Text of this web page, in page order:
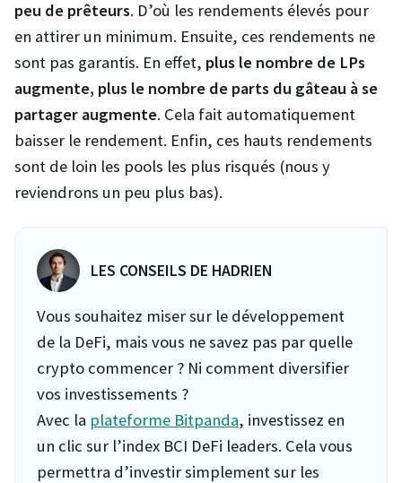
peu de prêteurs. D’où les rendements élevés pour
en attirer un minimum. Ensuite, ces rendements ne
sont pas garantis. En effet, plus le nombre de LPs
augmente, plus le nombre de parts du gâteau à se
partager augmente. Cela fait automatiquement
baisser le rendement. Enfin, ces hauts rendements
sont de loin les pools les plus risqués (nous y
reviendrons un peu plus bas).
LES CONSEILS DE HADRIEN
Vous souhaitez miser sur le développement
de la DeFi, mais vous ne savez pas par quelle
crypto commencer ? Ni comment diversifier
vos investissements ?
Avec la plateforme Bitpanda, investissez en
un clic sur l’index BCI DeFi leaders. Cela vous
permettra d’investir simplement sur les